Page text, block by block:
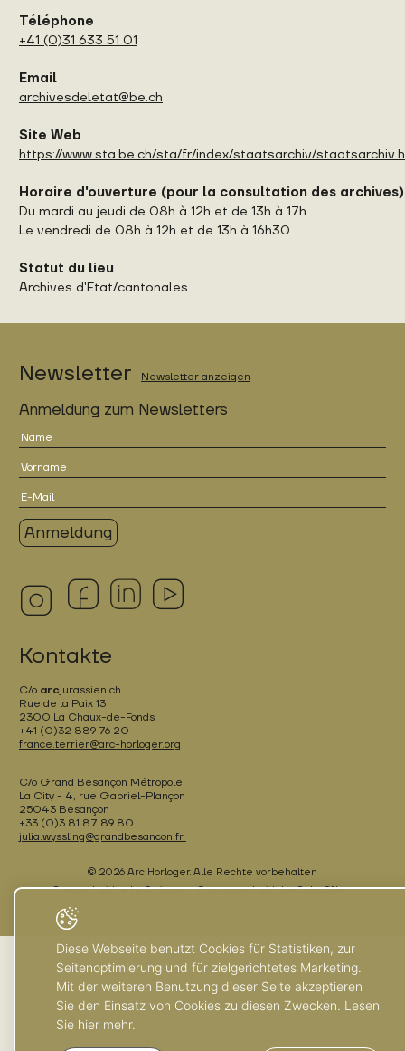
Téléphone
+41 (0)31 633 51 01
Email
archivesdeletat@be.ch
Site Web
https://www.sta.be.ch/sta/fr/index/staatsarchiv/
Horaire d'ouverture (pour la consultation des archives)
Du mardi au jeudi de 08h à 12h et de 13h à 17h
Le vendredi de 08h à 12h et de 13h à 16h30
Statut du lieu
Archives d'Etat/cantonales
Newsletter Newsletter anzeigen
Anmeldung zum Newsletters
Kontakte
C/o arcjurassien.ch
Rue de la Paix 13
2300 La Chaux-de-Fonds
+41 (0)32 889 76 20
france.terrier@arc-horloger.org
C/o Grand Besançon Métropole
La City - 4, rue Gabriel-Plançon
25043 Besançon
+33 (0)3 81 87 89 80
julia.wyssling@grandbesancon.fr
© 2026 Arc Horloger. Alle Rechte vorbehalten
Created with ♥ by Artionet
Generated with IceCube2.Net
Diese Webseite benutzt Cookies für Statistiken, zur
Seitenoptimierung und für zielgerichtetes Marketing.
Mit der weiteren Benutzung dieser Seite akzeptieren
Sie den Einsatz von Cookies zu diesen Zwecken. Lesen
Sie hier mehr.